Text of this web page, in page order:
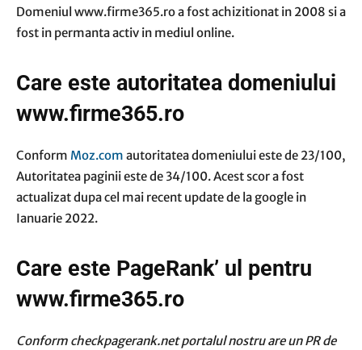
Domeniul www.firme365.ro a fost achizitionat in 2008 si a
fost in permanta activ in mediul online.
Care este autoritatea domeniului
www.firme365.ro
Conform Moz.com autoritatea domeniului este de 23/100,
Autoritatea paginii este de 34/100. Acest scor a fost
actualizat dupa cel mai recent update de la google in
Ianuarie 2022.
Care este PageRank’ ul pentru
www.firme365.ro
Conform checkpagerank.net portalul nostru are un PR de